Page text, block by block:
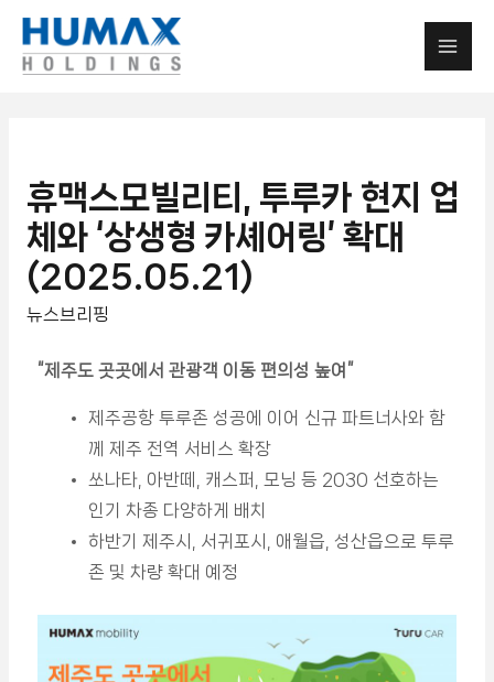
휴맥스모빌리티, 투루카 현지 업
체와 ‘상생형 카셰어링’ 확대
(2025.05.21)
뉴스브리핑
“제주도 곳곳에서 관광객 이동 편의성 높여”
제주공항 투루존 성공에 이어 신규 파트너사와 함
께 제주 전역 서비스 확장
쏘나타, 아반떼, 캐스퍼, 모닝 등 2030 선호하는
인기 차종 다양하게 배치
하반기 제주시, 서귀포시, 애월읍, 성산읍으로 투루
존 및 차량 확대 예정